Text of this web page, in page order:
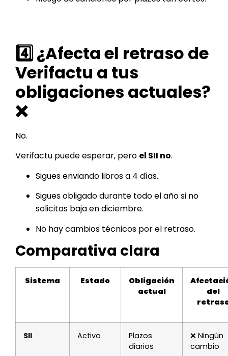
4️⃣ ¿Afecta el retraso de
Verifactu a tus
obligaciones actuales?
❌
No.
Verifactu puede esperar, pero el SII no.
Sigues enviando libros a 4 días.
Sigues obligado durante todo el año si no
solicitas baja en diciembre.
No hay cambios técnicos por el retraso.
Comparativa clara
Sistema Estado
Obligación
actual
del
SII Activo
Plazos
diarios
❌ Ningún
cambio